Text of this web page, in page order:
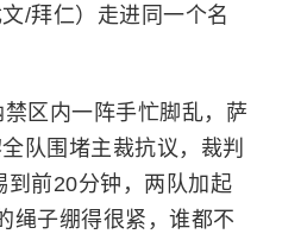
/拜仁）走进同一个名
区内一阵手忙脚乱，萨
队围堵主裁抗议，裁判
前20分钟，两队加起
绳子绷得很紧，谁都不